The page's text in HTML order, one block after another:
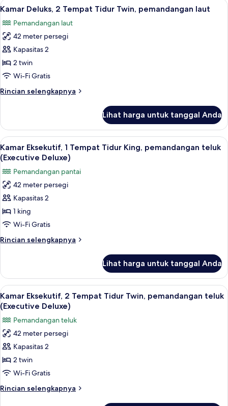
1
Tidur
King,
laut
Lihat
semua
foto
untuk
Kamar
Deluks,
2
Tidur
laut
5
Kamar Deluks, 2 Tempat Tidur Twin, pemandangan laut
Pemandangan laut
42 meter persegi
Kapasitas 2
2 twin
Wi-Fi Gratis
Rincian selengkapnya
Rincian
Kamar
Deluks,
2
Tempat
Tidur
Twin,
pemandangan
laut
Lihat harga untuk tanggal Anda
Lihat
semua
foto
untuk
Kamar
Eksekutif,
1
Tempat
Tidur
King,
teluk
(Executive
Deluxe)
Selimut bulu angsa, bantalan ekstra
7
Kamar Eksekutif, 1 Tempat Tidur King, pemandangan teluk
(Executive Deluxe)
Pemandangan pantai
42 meter persegi
Kapasitas 2
1 king
Wi-Fi Gratis
Rincian selengkapnya
Rincian
Kamar
Eksekutif,
1
Tempat
Tidur
King,
pemandangan
teluk
(Executive
Deluxe)
Lihat harga untuk tanggal Anda
Lihat
semua
foto
untuk
Kamar
Eksekutif,
2
Tempat
Tidur
Twin,
Selimut bulu angsa, bantalan ekstra
8
Kamar Eksekutif, 2 Tempat Tidur Twin, pemandangan teluk
(Executive Deluxe)
Pemandangan teluk
42 meter persegi
Kapasitas 2
2 twin
Wi-Fi Gratis
Rincian selengkapnya
Rincian